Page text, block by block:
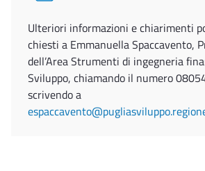
Ulteriori informazioni e chiarimenti
chiesti a Emmanuella Spaccavento,
dell’Area Strumenti di ingegneria
Sviluppo, chiamando il numero
scrivendo a